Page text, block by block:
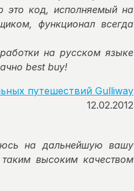
код, исполняемый на
функционал всегда
на русском языке
best buy!
путешествий Gulliway
12.02.2012
на дальнейшую вашу
высоким качеством